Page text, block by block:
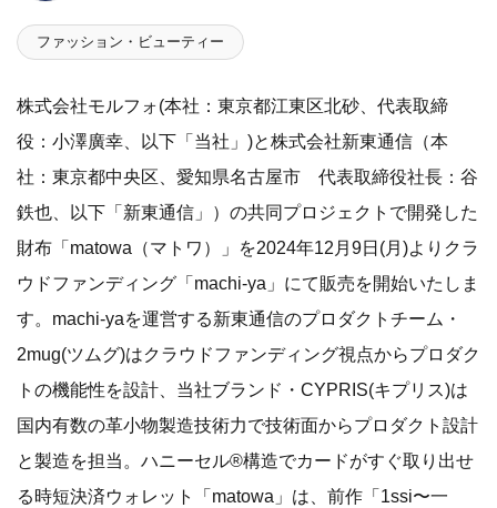
ファッション・ビューティー
株式会社モルフォ(本社：東京都江東区北砂、代表取締
役：小澤廣幸、以下「当社」)と株式会社新東通信（本
社：東京都中央区、愛知県名古屋市 代表取締役社長：谷
鉄也、以下「新東通信」）の共同プロジェクトで開発した
財布「matowa（マトワ）」を2024年12月9日(月)よりクラ
ウドファンディング「machi-ya」にて販売を開始いたしま
す。machi-yaを運営する新東通信のプロダクトチーム・
2mug(ツムグ)はクラウドファンディング視点からプロダク
トの機能性を設計、当社ブランド・CYPRIS(キプリス)は
国内有数の革小物製造技術力で技術面からプロダクト設計
と製造を担当。ハニーセル®︎構造でカードがすぐ取り出せ
る時短決済ウォレット「matowa」は、前作「1ssi〜一